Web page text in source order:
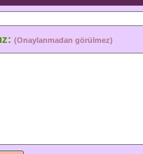
(Onaylanmadan görülmez)